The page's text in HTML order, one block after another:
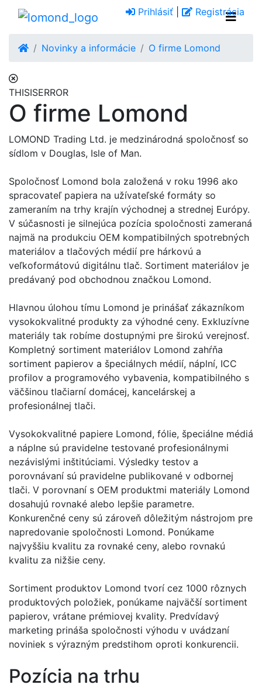
Prihlásiť Registrácia
Novinky a informácie O firme Lomond
THISISERROR
O firme Lomond
LOMOND Trading Ltd. je medzinárodná spoločnosť so
sídlom v Douglas, Isle of Man.
Spoločnosť Lomond bola založená v roku 1996 ako
spracovateľ papiera na užívateľské formáty so
zameraním na trhy krajín východnej a strednej Európy.
V súčasnosti je silnejúca pozícia spoločnosti zameraná
najmä na produkciu OEM kompatibilných spotrebných
materiálov a tlačových médií pre hárkovú a
veľkoformátovú digitálnu tlač. Sortiment materiálov je
predávaný pod obchodnou značkou Lomond.
Hlavnou úlohou tímu Lomond je prinášať zákazníkom
vysokokvalitné produkty za výhodné ceny. Exkluzívne
materiály tak robíme dostupnými pre širokú verejnosť.
Kompletný sortiment materiálov Lomond zahŕňa
sortiment papierov a špeciálnych médií, náplní, ICC
profilov a programového vybavenia, kompatibilného s
väčšinou tlačiarní domácej, kancelárskej a
profesionálnej tlači.
Vysokokvalitné papiere Lomond, fólie, špeciálne médiá
a náplne sú pravidelne testované profesionálnymi
nezávislými inštitúciami. Výsledky testov a
porovnávaní sú pravidelne publikované v odbornej
tlači. V porovnaní s OEM produktmi materiály Lomond
dosahujú rovnaké alebo lepšie parametre.
Konkurenčné ceny sú zároveň dôležitým nástrojom pre
napredovanie spoločnosti Lomond. Ponúkame
najvyššiu kvalitu za rovnaké ceny, alebo rovnakú
kvalitu za nižšie ceny.
Sortiment produktov Lomond tvorí cez 1000 rôznych
produktových položiek, ponúkame najväčší sortiment
papierov, vrátane prémiovej kvality. Predvídavý
marketing prináša spoločnosti výhodu v uvádzaní
noviniek s výrazným predstihom oproti konkurencii.
Pozícia na trhu